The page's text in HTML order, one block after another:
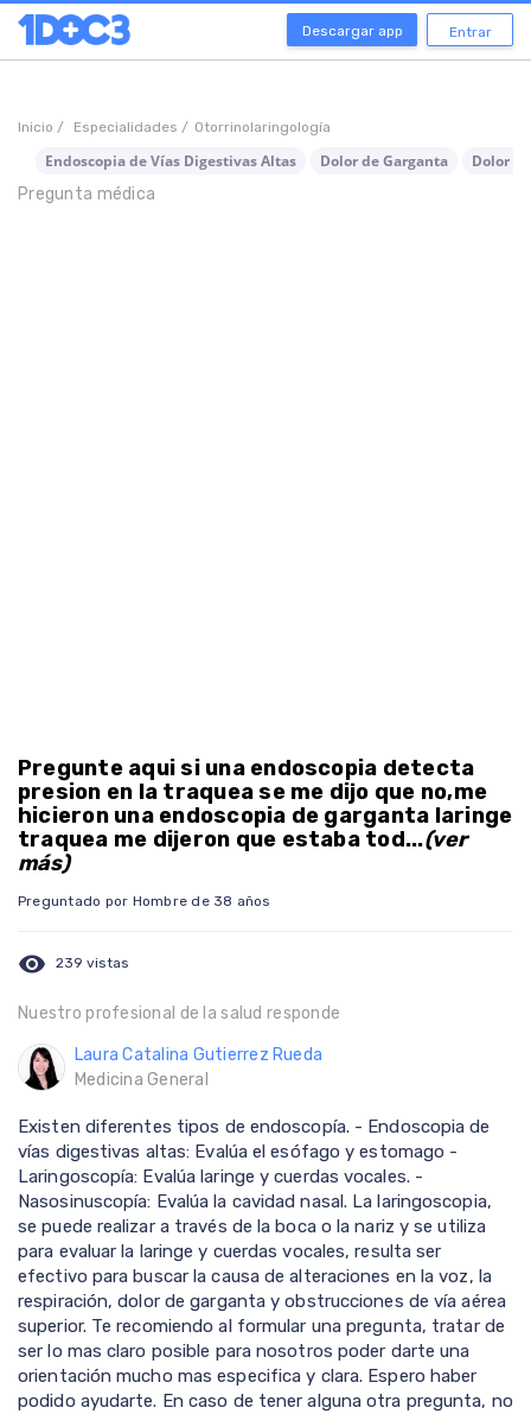
Descargar app Entrar
Inicio / Especialidades / Otorrinolaringología
Endoscopia de Vías Digestivas Altas Dolor de Garganta
Dolor
Pregunta médica
Pregunte aqui si una endoscopia detecta
presion en la traquea se me dijo que no,me
hicieron una endoscopia de garganta laringe
traquea me dijeron que estaba tod...(ver
más)
Preguntado por Hombre de 38 años
visibility 239 vistas
Nuestro profesional de la salud responde
Laura Catalina Gutierrez Rueda
Medicina General
Existen diferentes tipos de endoscopía. - Endoscopia de
vías digestivas altas: Evalúa el esófago y estomago -
Laringoscopía: Evalúa laringe y cuerdas vocales. -
Nasosinuscopía: Evalúa la cavidad nasal. La laringoscopia,
se puede realizar a través de la boca o la nariz y se utiliza
para evaluar la laringe y cuerdas vocales, resulta ser
efectivo para buscar la causa de alteraciones en la voz, la
respiración, dolor de garganta y obstrucciones de vía aérea
superior. Te recomiendo al formular una pregunta, tratar de
ser lo mas claro posible para nosotros poder darte una
orientación mucho mas especifica y clara. Espero haber
podido ayudarte. En caso de tener alguna otra pregunta, no